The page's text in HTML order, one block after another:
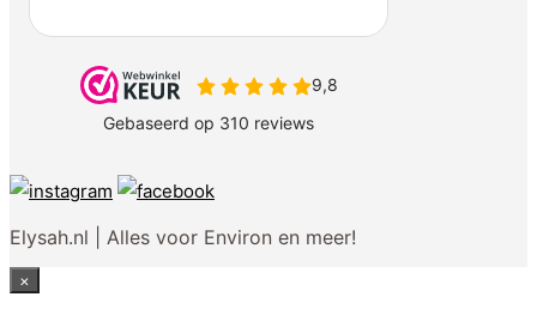
Elysah.nl | Alles voor Environ en meer!
×